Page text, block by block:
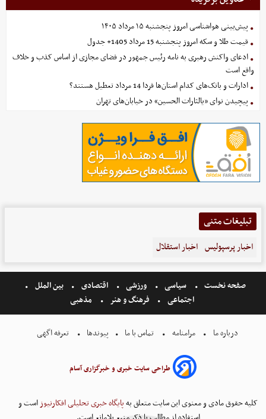
پیش‌بینی هواشناسی امروز پنجشنبه ۱۵ مرداد ۱۴۰۵
قیمت طلا و سکه امروز پنجشنبه 15 مرداد 1405+ جدول
ادعای واکنش رهبری به نامه رئیس جمهور در فضای مجازی از اساس کذب و خلاف
واقع است
ادارات و بانک‌های کدام استان‌ها فردا 14 مرداد تعطیل هستند؟
پیچیدن نوای «یالثارات الحسین» در خیابان‌های تهران
تبلیغات متنی
اخبار پرسپولیس اخبار استقلال
صفحه نخست سیاسی ورزشی اقتصادی
بین الملل
اجتماعی
فرهنگ و هنر مذهبی
درباره ما مرامنامه تماس با ما پیوندها تعرفه اگهی
طراحی سایت خبری و خبرگزاری آسام
کلیه حقوق مادی و معنوی این سایت متعلق بهپایگاه خبری تحلیلی افکارنیوزاست و